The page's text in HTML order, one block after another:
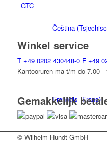
Čeština(
Français (Frans)
GTC
Winkel service
T +49 0202 430448-0 F +49
Kantooruren ma t/m do 7.00
Gemakkelijk
© Wilhelm Hundt GmbH